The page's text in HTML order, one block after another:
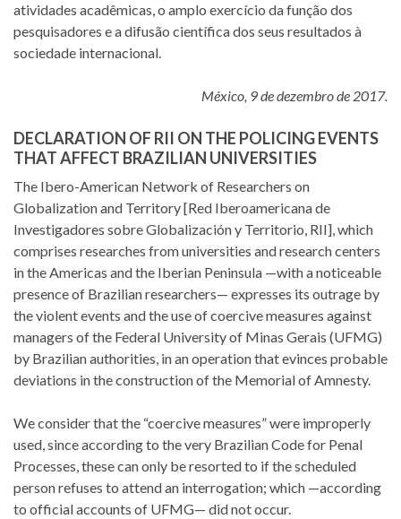
atividades acadêmicas, o amplo exercício da função dos
pesquisadores e a difusão científica dos seus resultados à
sociedade internacional.
México, 9 de dezembro de 2017.
DECLARATION OF RII ON THE POLICING EVENTS
THAT AFFECT BRAZILIAN UNIVERSITIES
The Ibero-American Network of Researchers on
Globalization and Territory [Red Iberoamericana de
Investigadores sobre Globalización y Territorio, RII], which
comprises researches from universities and research centers
in the Americas and the Iberian Peninsula —with a noticeable
presence of Brazilian researchers— expresses its outrage by
the violent events and the use of coercive measures against
managers of the Federal University of Minas Gerais (UFMG)
by Brazilian authorities, in an operation that evinces probable
deviations in the construction of the Memorial of Amnesty.
We consider that the “coercive measures” were improperly
used, since according to the very Brazilian Code for Penal
Processes, these can only be resorted to if the scheduled
person refuses to attend an interrogation; which —according
to official accounts of UFMG— did not occur.